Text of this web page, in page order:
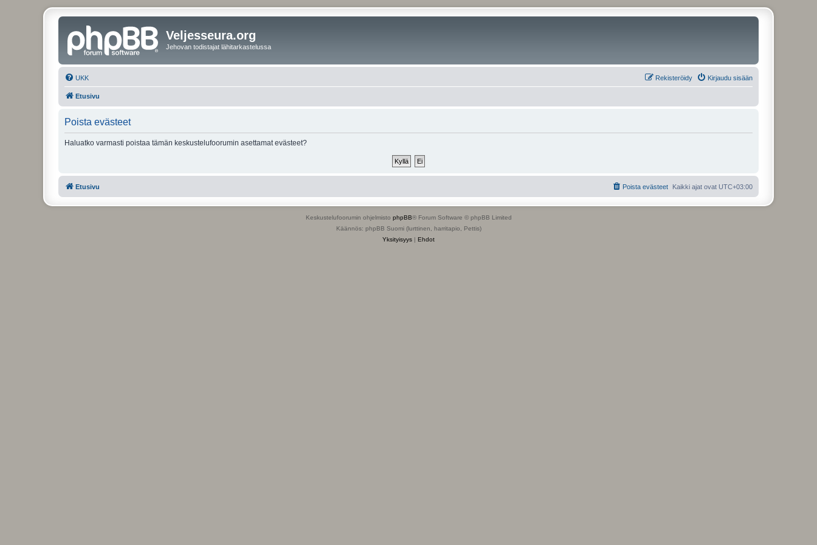
Veljesseura.org
Jehovan todistajat lähitarkastelussa
UKK Kirjaudu sisään
Rekisteröidy
Etusivu
Poista evästeet
Haluatko varmasti poistaa tämän keskustelufoorumin asettamat evästeet?
Etusivu Kaikki ajat ovat UTC+03:00
Poista evästeet
Keskustelufoorumin ohjelmisto phpBB® Forum Software © phpBB Limited
Käännös: phpBB Suomi (lurttinen, harritapio, Pettis)
Yksityisyys | Ehdot